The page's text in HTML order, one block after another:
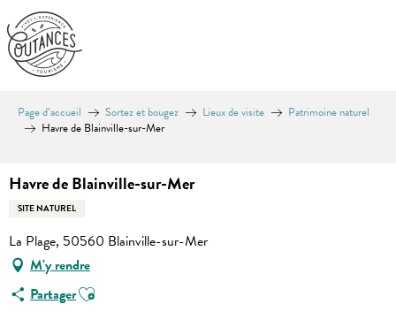
Page d’accueil Sortez et bougez Lieux de visite
Patrimoine naturel
Havre de Blainville-sur-Mer
Havre de Blainville-sur-Mer
SITE NATUREL
La Plage, 50560 Blainville-sur-Mer
M'y rendre
PartagerAjouter aux favoris